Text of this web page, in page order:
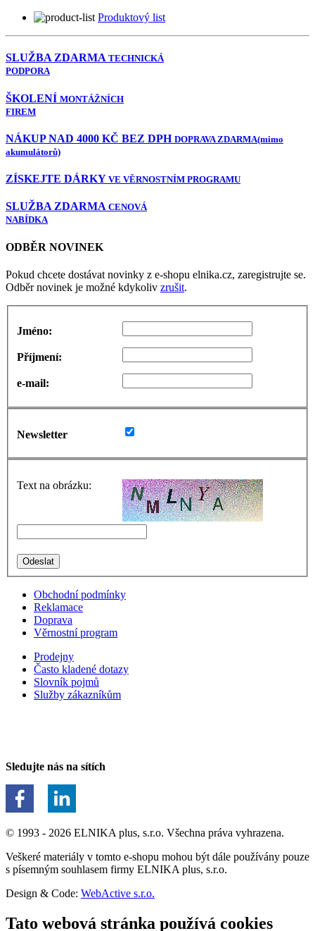
Produktový list
SLUŽBA ZDARMA TECHNICKÁ
PODPORA
ŠKOLENÍ MONTÁŽNÍCH
FIREM
NÁKUP NAD 4000 KČ BEZ DPH DOPRAVA ZDARMA(mimo
akumulátorů)
ZÍSKEJTE DÁRKY VE VĚRNOSTNÍM PROGRAMU
SLUŽBA ZDARMA CENOVÁ
NABÍDKA
ODBĚR NOVINEK
Pokud chcete dostávat novinky z e-shopu elnika.cz, zaregistrujte se.
Odběr novinek je možné kdykoliv zrušit.
Jméno:
Příjmení:
e-mail:
Newsletter
Text na obrázku:
Obchodní podmínky
Reklamace
Doprava
Věrnostní program
Prodejny
Často kladené dotazy
Slovník pojmů
Služby zákazníkům
Sledujte nás na sítích
© 1993 - 2026 ELNIKA plus, s.r.o. Všechna práva vyhrazena.
Veškeré materiály v tomto e-shopu mohou být dále používány pouze
s písemným souhlasem firmy ELNIKA plus, s.r.o.
Design & Code: WebActive s.r.o.
Tato webová stránka používá cookies